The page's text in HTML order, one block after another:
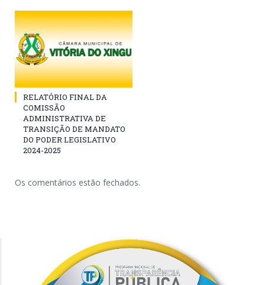
RELATÓRIO FINAL DA
COMISSÃO
ADMINISTRATIVA DE
TRANSIÇÃO DE MANDATO
DO PODER LEGISLATIVO
2024-2025
Os comentários estão fechados.